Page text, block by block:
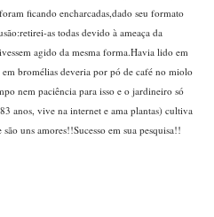
ficando encharcadas,dado seu formato
as todas devido à ameaça da
agido da mesma forma.Havia lido em
bromélias deveria por pó de café no miolo
nem paciência para isso e o jardineiro só
anos, vive na internet e ama plantas) cultiva
uns amores!!Sucesso em sua pesquisa!!